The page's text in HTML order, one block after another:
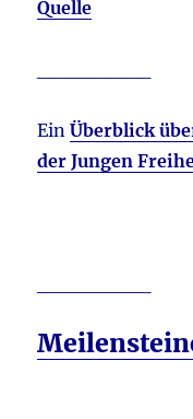
Quelle
EinÜberblick
der Jungen